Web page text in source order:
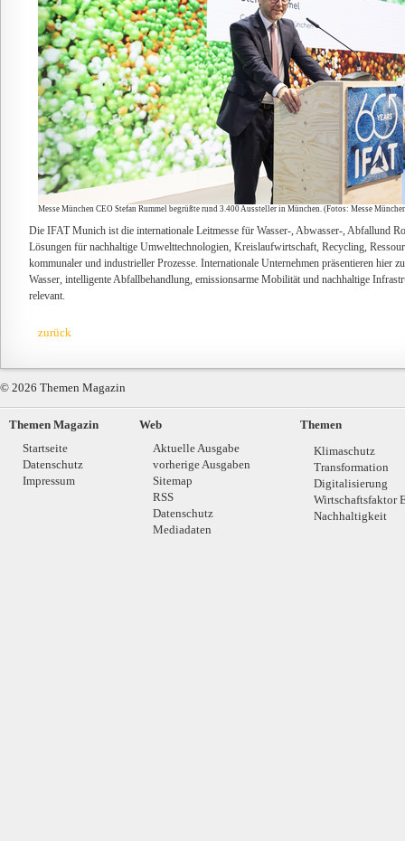
Messe München CEO Stefan Rummel begrüßte rund 3.400 Aussteller in München. (Fotos: Messe
Die IFAT Munich ist die internationale Leitmesse für Wasser-, Abwasser-, Abfallund
Lösungen für nachhaltige Umwelttechnologien, Kreislaufwirtschaft, Recycling,
kommunaler und industrieller Prozesse. Internationale Unternehmen präsentieren hier
Wasser, intelligente Abfallbehandlung, emissionsarme Mobilität und nachhaltige
relevant.
zurück
© 2026 Themen Magazin
Themen Magazin
Startseite
Datenschutz
Impressum
Web
Aktuelle Ausgabe
vorherige Ausgaben
Sitemap
RSS
Datenschutz
Mediadaten
Themen
Klimaschutz
Transformation
Digitalisierung
Wirtschaftsfaktor
Nachhaltigkeit